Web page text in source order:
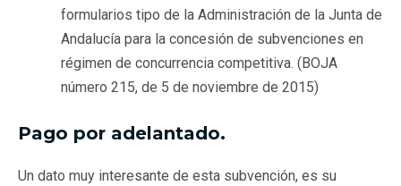
formularios tipo de la Administración de la Junta de
Andalucía para la concesión de subvenciones en
régimen de concurrencia competitiva. (BOJA
número 215, de 5 de noviembre de 2015)
Pago por adelantado.
Un dato muy interesante de esta subvención, es su